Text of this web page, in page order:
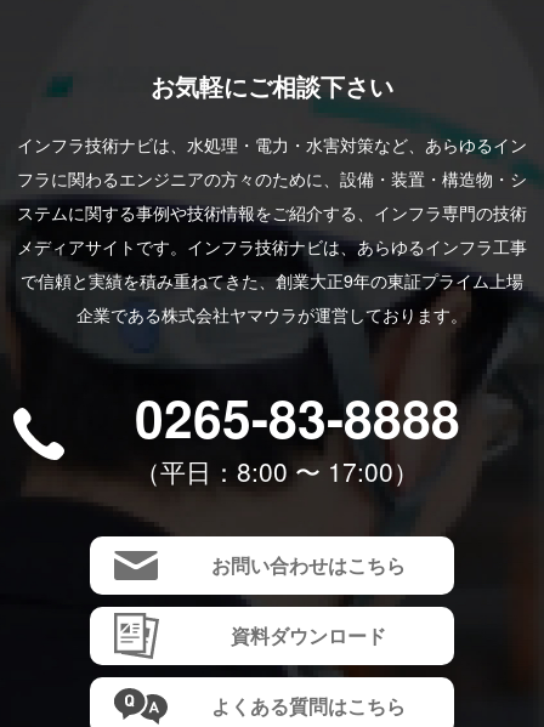
お気軽にご相談下さい
インフラ技術ナビは、水処理・電力・水害対策など、あらゆるイン
フラに関わるエンジニアの方々のために、設備・装置・構造物・シ
ステムに関する事例や技術情報をご紹介する、インフラ専門の技術
メディアサイトです。インフラ技術ナビは、あらゆるインフラ工事
で信頼と実績を積み重ねてきた、創業大正9年の東証プライム上場
企業である株式会社ヤマウラが運営しております。
0265-83-8888
（平⽇：8:00 〜 17:00）
お問い合わせはこちら
資料ダウンロード
よくある質問はこちら